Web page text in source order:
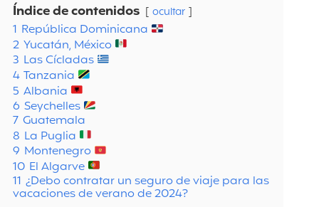
Índice de contenidos ocultar
1 República Dominicana
2 Yucatán, México
3 Las Cícladas
4 Tanzania
5 Albania
6 Seychelles
7 Guatemala
8 La Puglia
9 Montenegro
10 El Algarve
11 ¿Debo contratar un seguro de viaje para las
vacaciones de verano de 2024?